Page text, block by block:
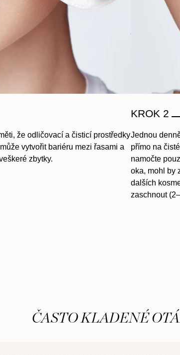
že odličovací a čisticí prostředky
vytvořit bariéru mezi řasami a
zbytky.
KROK 2
Jednou
přímo na
namočte
oka, mohl by
dalších
zaschnout
ČASTO KLADENÉ